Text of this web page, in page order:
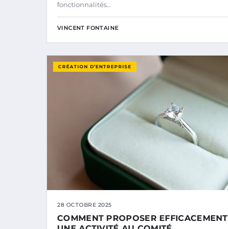
fonctionnalités…
VINCENT FONTAINE
CRÉATION D’ENTREPRISE
28 OCTOBRE 2025
COMMENT PROPOSER EFFICACEMENT